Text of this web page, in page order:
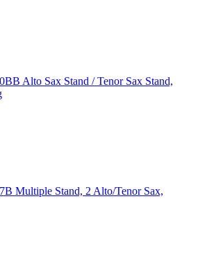
Alto Sax Stand / Tenor Sax Stand,
Multiple Stand, 2 Alto/Tenor Sax,